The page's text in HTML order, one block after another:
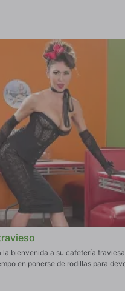
bienvenida a su cafetería
en ponerse de rodillas para